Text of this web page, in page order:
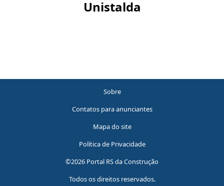
Unistalda
Sobre
Contatos para anunciantes
Mapa do site
Política de Privacidade
©2026 Portal RS da Construção
Todos os direitos reservados.